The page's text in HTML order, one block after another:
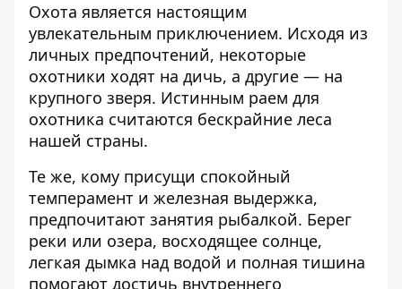
Охота является настоящим
увлекательным приключением. Исходя из
личных предпочтений, некоторые
охотники ходят на дичь, а другие — на
крупного зверя. Истинным раем для
охотника считаются бескрайние леса
нашей страны.
Те же, кому присущи спокойный
темперамент и железная выдержка,
предпочитают занятия рыбалкой. Берег
реки или озера, восходящее солнце,
легкая дымка над водой и полная тишина
помогают достичь внутреннего